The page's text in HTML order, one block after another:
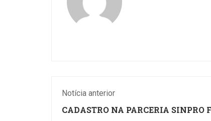
Notícia anterior
CADASTRO NA PARCERIA SINPRO